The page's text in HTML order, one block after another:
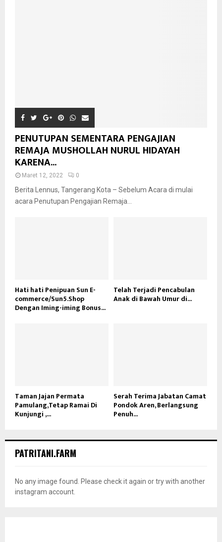
PENUTUPAN SEMENTARA PENGAJIAN
REMAJA MUSHOLLAH NURUL HIDAYAH
KARENA...
Maret 12, 2022 0
Berita Lennus, Tangerang Kota – Sebelum Acara di mulai
acara Penutupan Pengajian Remaja...
Hati hati Penipuan Sun E-
commerce/Sun5.Shop
Dengan Iming-iming Bonus...
Telah Terjadi Pencabulan
Anak di Bawah Umur di...
Taman Jajan Permata
Pamulang,Tetap Ramai Di
Kunjungi ,...
Serah Terima Jabatan Camat
Pondok Aren, Berlangsung
Penuh...
PATRITANI.FARM
No any image found. Please check it again or try with another
instagram account.